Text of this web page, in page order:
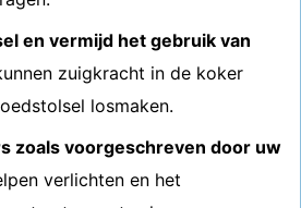
en vermijd het gebruik van
zuigkracht in de koker
losmaken.
zoals voorgeschreven door uw
verlichten en het